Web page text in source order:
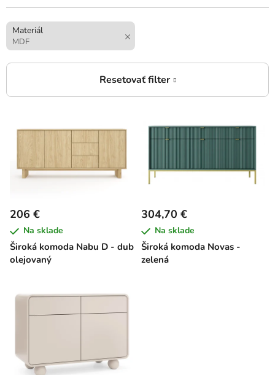
Materiál
MDF
r
o
d
u
k
Široká komoda Nabu D - dub
olejovaný
206 €
Na sklade
Široká komoda Novas -
zelená
304,70 €
Na sklade